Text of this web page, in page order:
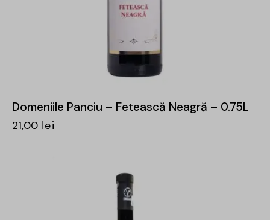
Domeniile Panciu – Fetească Neagră – 0.75L
21,00 lei